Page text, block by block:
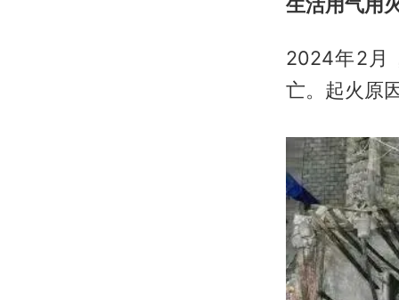
生活用气用
2024年2月
亡。起火原